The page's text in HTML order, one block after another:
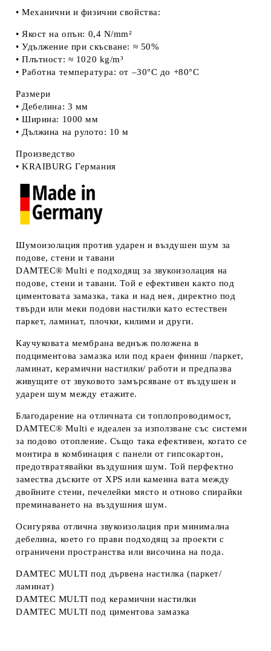
• Механични и физични свойства:
• Якост на опън: 0,4 N/mm²
• Удължение при скъсване: ≈ 50%
• Плътност: ≈ 1020 kg/m³
• Работна температура: от –30°C до +80°C
Размери
• Дебелина: 3 мм
• Ширина: 1000 мм
• Дължина на рулото: 10 м
Произведство
• KRAIBURG​ Германия
Шумоизолация против ударен и въздушен шум за
подове, стени и тавани
DAMTEC® Multi е подходящ за звукоизолация на
подове, стени и тавани. Той е ефективен както под
циментовата замазка, така и над нея, директно под
твърди или меки подови настилки като естествен
паркет, ламинат, плочки, килими и други.
Каучуковата мембрана веднъж положена в
подциментова замазка или под краен финиш /паркет,
ламинат, керамични настилки/ работи и предпазва
живущите от звуковото замърсяване от въздушен и
ударен шум между етажите.
Благодарение на отличната си топлопроводимост,
DAMTEC® Multi е идеален за използване със системи
за подово отопление. Също така ефективен, когато се
монтира в комбинация с панели от гипсокартон,
предотвратявайки въздушния шум. Той перфектно
замества дъските от XPS или каменна вата между
двойните стени, печелейки място и отново спирайки
преминаването на въздушния шум.
Осигурява отлична звукоизолация при минимална
дебелина, което го прави подходящ за проекти с
ограничени пространства или височина на пода.
DAMTEC MULTI под дървена настилка (паркет/
ламинат)
DAMTEC MULTI под керамични настилки
DAMTEC MULTI под циментова замазка